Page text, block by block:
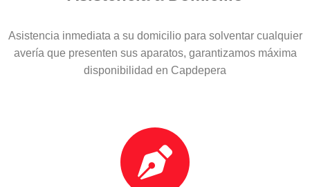
Asistencia inmediata a su domicilio para solventar cualquier
avería que presenten sus aparatos, garantizamos máxima
disponibilidad en Capdepera